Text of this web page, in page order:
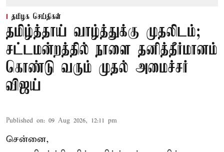
தமிழக செய்திகள்
தமிழ்த்தாய் வாழ்த்துக்கு முதலிடம்;
சட்டமன்றத்தில் நாளை தனித்தீர்மானம்
கொண்டு வரும் முதல் அமைச்சர்
விஜய்
Published on: 09 Aug 2026, 12:11 pm
சென்னை,